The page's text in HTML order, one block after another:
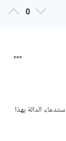
0
الدالة بهذا